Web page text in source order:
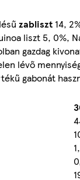
zabliszt 14,
liszt 5, 0%,
gazdag
lévő
gabonát